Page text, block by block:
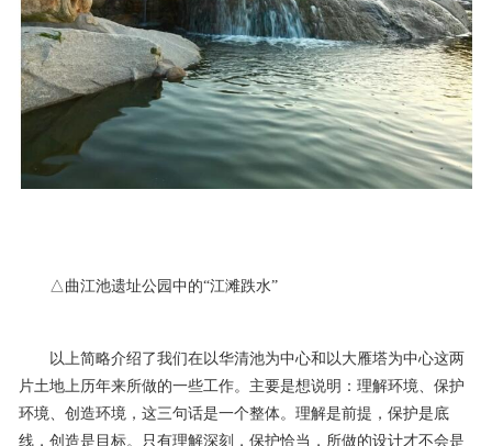
△曲江池遗址公园中的“江滩跌水”
以上简略介绍了我们在以华清池为中心和以大雁塔为中心这两
片土地上历年来所做的一些工作。主要是想说明：理解环境、保护
环境、创造环境，这三句话是一个整体。理解是前提，保护是底
线，创造是目标。只有理解深刻，保护恰当，所做的设计才不会是